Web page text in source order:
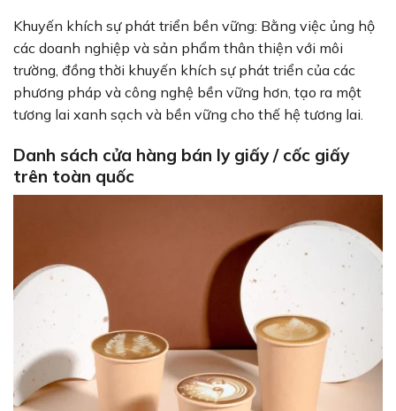
Khuyến khích sự phát triển bền vững: Bằng việc ủng hộ
các doanh nghiệp và sản phẩm thân thiện với môi
trường, đồng thời khuyến khích sự phát triển của các
phương pháp và công nghệ bền vững hơn, tạo ra một
tương lai xanh sạch và bền vững cho thế hệ tương lai.
Danh sách cửa hàng bán ly giấy / cốc giấy
trên toàn quốc